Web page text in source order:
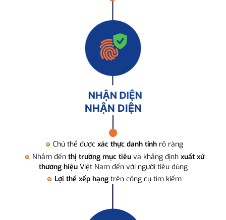
NHẬN DIỆN
Chủ thể được xác thực danh tính rõ ràng
Nhắm đến thị trường mục tiêuvà khẳng định xuất xứ
thương hiệuViệt Nam đến với người tiêu dùng
Lợi thế xếp hạng trên công cụ tìm kiếm